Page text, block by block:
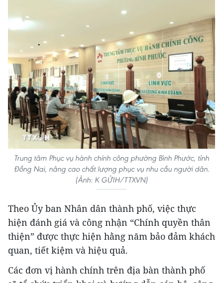
Trung tâm Phục vụ hành chính công phường Bình Phước, tỉnh
Đồng Nai, nâng cao chất lượng phục vụ nhu cầu người dân.
(Ảnh: K GỬIH/TTXVN)
Theo Ủy ban Nhân dân thành phố, việc thực
hiện đánh giá và công nhận “Chính quyền thân
thiện” được thực hiện hằng năm bảo đảm khách
quan, tiết kiệm và hiệu quả.
Các đơn vị hành chính trên địa bàn thành phố